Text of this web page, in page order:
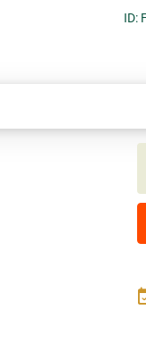
ID: